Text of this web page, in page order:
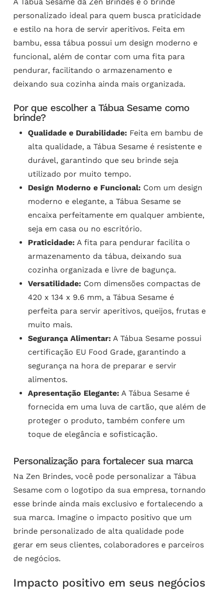
personalizado ideal para quem busca praticidade
e estilo na hora de servir aperitivos. Feita em
bambu, essa tábua possui um design moderno e
funcional, além de contar com uma fita para
pendurar, facilitando o armazenamento e
deixando sua cozinha ainda mais organizada.
Por que escolher a Tábua Sesame como
brinde?
Qualidade e Durabilidade: Feita em bambu de
alta qualidade, a Tábua Sesame é resistente e
durável, garantindo que seu brinde seja
utilizado por muito tempo.
Design Moderno e Funcional: Com um design
moderno e elegante, a Tábua Sesame se
encaixa perfeitamente em qualquer ambiente,
seja em casa ou no escritório.
Praticidade: A fita para pendurar facilita o
armazenamento da tábua, deixando sua
cozinha organizada e livre de bagunça.
Versatilidade: Com dimensões compactas de
420 x 134 x 9.6 mm, a Tábua Sesame é
perfeita para servir aperitivos, queijos, frutas e
muito mais.
Segurança Alimentar: A Tábua Sesame possui
certificação EU Food Grade, garantindo a
segurança na hora de preparar e servir
alimentos.
Apresentação Elegante: A Tábua Sesame é
fornecida em uma luva de cartão, que além de
proteger o produto, também confere um
toque de elegância e sofisticação.
Personalização para fortalecer sua marca
Na Zen Brindes, você pode personalizar a Tábua
Sesame com o logotipo da sua empresa, tornando
esse brinde ainda mais exclusivo e fortalecendo a
sua marca. Imagine o impacto positivo que um
brinde personalizado de alta qualidade pode
gerar em seus clientes, colaboradores e parceiros
de negócios.
Impacto positivo em seus negócios